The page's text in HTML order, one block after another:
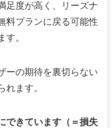
足度が高く、リーズナ
料プランに戻る可能性
す。
ーの期待を裏切らない
れます。
できています（＝損失